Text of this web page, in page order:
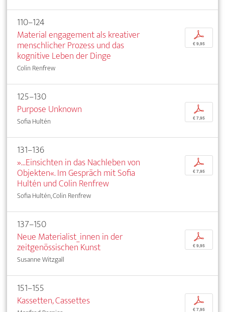
110–124
Material engagement als kreativer
menschlicher Prozess und das
kognitive Leben der Dinge
Colin Renfrew
p
€ 9,95
125–130
Purpose Unknown
Sofia Hultén
p
€ 7,95
131–136
»...Einsichten in das Nachleben von
Objekten«. Im Gespräch mit Sofia
Hultén und Colin Renfrew
Sofia Hultén, Colin Renfrew
p
€ 7,95
137–150
Neue Materialist_innen in der
zeitgenössischen Kunst
Susanne Witzgall
p
€ 9,95
151–155
Kassetten, Cassettes
p
€ 7,95